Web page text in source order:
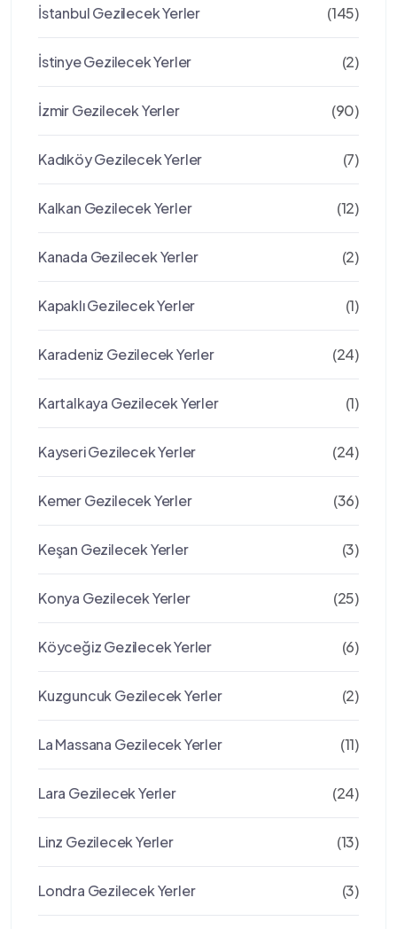
İstanbul Gezilecek Yerler (145)
İstinye Gezilecek Yerler (2)
İzmir Gezilecek Yerler (90)
Kadıköy Gezilecek Yerler (7)
Kalkan Gezilecek Yerler (12)
Kanada Gezilecek Yerler (2)
Kapaklı Gezilecek Yerler (1)
Karadeniz Gezilecek Yerler (24)
Kartalkaya Gezilecek Yerler (1)
Kayseri Gezilecek Yerler (24)
Kemer Gezilecek Yerler (36)
Keşan Gezilecek Yerler (3)
Konya Gezilecek Yerler (25)
Köyceğiz Gezilecek Yerler (6)
Kuzguncuk Gezilecek Yerler (2)
La Massana Gezilecek Yerler (11)
Lara Gezilecek Yerler (24)
Linz Gezilecek Yerler (13)
Londra Gezilecek Yerler (3)